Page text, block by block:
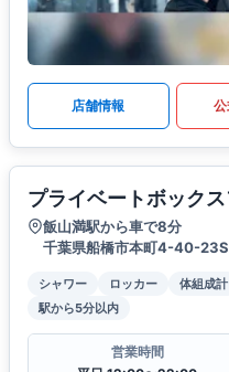
店舗情報 公
プライベートボック
飯山満駅から車で8分
千葉県船橋市本町4-40-
シャワー ロッカー 体組成計
駅から5分以内
営業時間